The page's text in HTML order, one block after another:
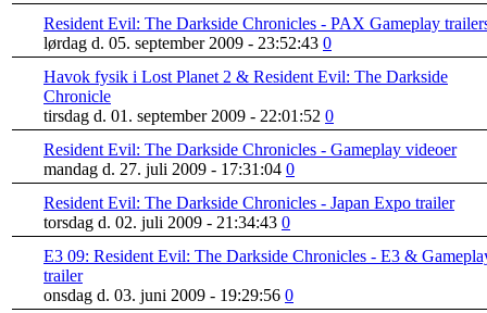
Resident Evil: The Darkside Chronicles - PAX Gameplay
lørdag d. 05. september 2009 - 23:52:43 0
Havok fysik i Lost Planet 2 & Resident Evil: The Darkside
Chronicle
tirsdag d. 01. september 2009 - 22:01:52 0
Resident Evil: The Darkside Chronicles - Gameplay videoer
mandag d. 27. juli 2009 - 17:31:04 0
Resident Evil: The Darkside Chronicles - Japan Expo trailer
torsdag d. 02. juli 2009 - 21:34:43 0
E3 09: Resident Evil: The Darkside Chronicles - E3 &
trailer
onsdag d. 03. juni 2009 - 19:29:56 0